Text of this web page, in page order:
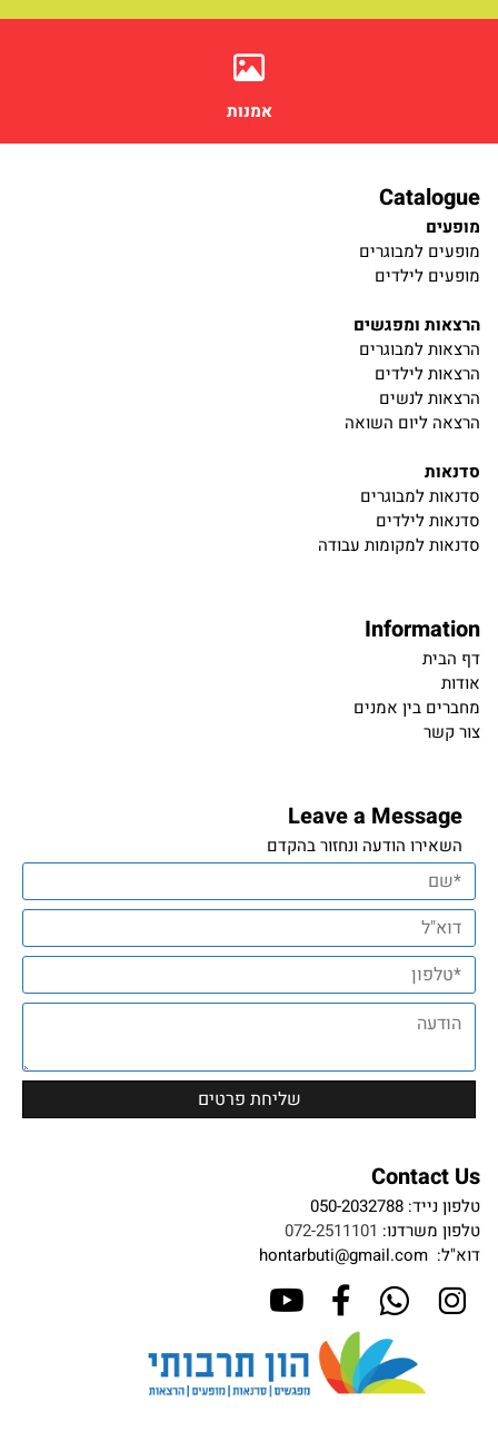
אמנות
Catalogue
מופעים
מופעים למבוגרים
מופעים לילדים
הרצאות ומפגשים
הרצאות למבוגרים
הרצאות לילדים
הרצאות לנשים
הרצאה ליום השואה
סדנאות
סדנאות למבוגרים
סדנאות לילדים
סדנאות למקומות עבודה
Information
דף הבית
אודות
מחברים בין אמנים
צור קשר
Leave a Message
השאירו הודעה ונחזור בהקדם
Contact Us
טלפון נייד: 050-2032788
טלפון משרדנו: 072-2511101
דוא"ל: hontarbuti@gmail.com